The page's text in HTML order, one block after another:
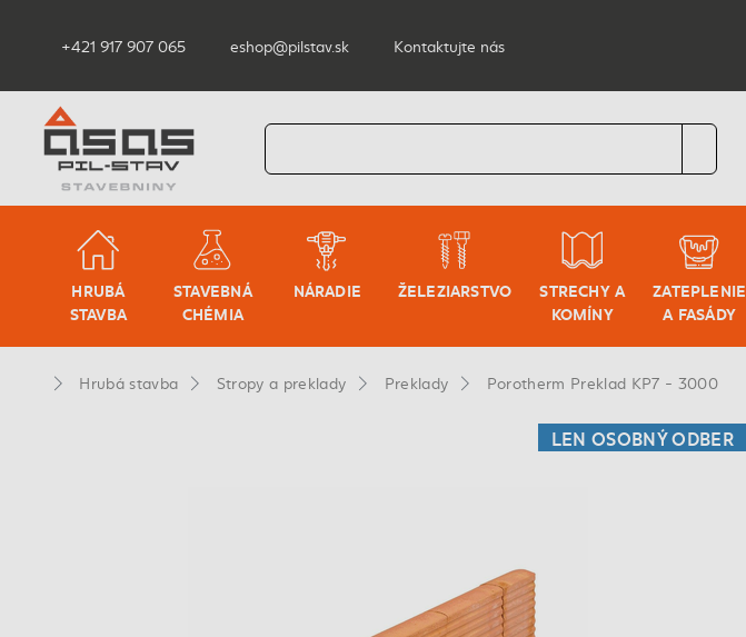
+421 917 907 065 eshop@pilstav.sk Kontaktujte nás
HRUBÁ
STAVBA
STAVEBNÁ
CHÉMIA
NÁRADIE ŽELEZIARSTVO
STRECHY A
KOMÍNY
ZATEPLENIE
A FASÁDY
Hrubá stavba Stropy a preklady Preklady Porotherm Preklad KP7 - 3000
LEN OSOBNÝ ODBER